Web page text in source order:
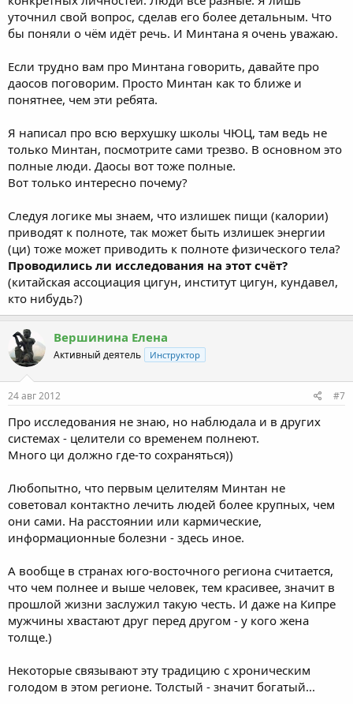
уточнил свой вопрос, сделав его более детальным. Что
бы поняли о чём идёт речь. И Минтана я очень уважаю.
Если трудно вам про Минтана говорить, давайте про
даосов поговорим. Просто Минтан как то ближе и
понятнее, чем эти ребята.
Я написал про всю верхушку школы ЧЮЦ, там ведь не
только Минтан, посмотрите сами трезво. В основном это
полные люди. Даосы вот тоже полные.
Вот только интересно почему?
Следуя логике мы знаем, что излишек пищи (калории)
приводят к полноте, так может быть излишек энергии
(ци) тоже может приводить к полноте физического тела?
Проводились ли исследования на этот счёт?
(китайская ассоциация цигун, институт цигун, кундавел,
кто нибудь?)
Вершинина Елена
Активный деятель Инструктор
24 авг 2012 #7
Про исследования не знаю, но наблюдала и в других
системах - целители со временем полнеют.
Много ци должно где-то сохраняться))
Любопытно, что первым целителям Минтан не
советовал контактно лечить людей более крупных, чем
они сами. На расстоянии или кармические,
информационные болезни - здесь иное.
А вообще в странах юго-восточного региона считается,
что чем полнее и выше человек, тем красивее, значит в
прошлой жизни заслужил такую честь. И даже на Кипре
мужчины хвастают друг перед другом - у кого жена
толще.)
Некоторые связывают эту традицию с хроническим
голодом в этом регионе. Толстый - значит богатый...